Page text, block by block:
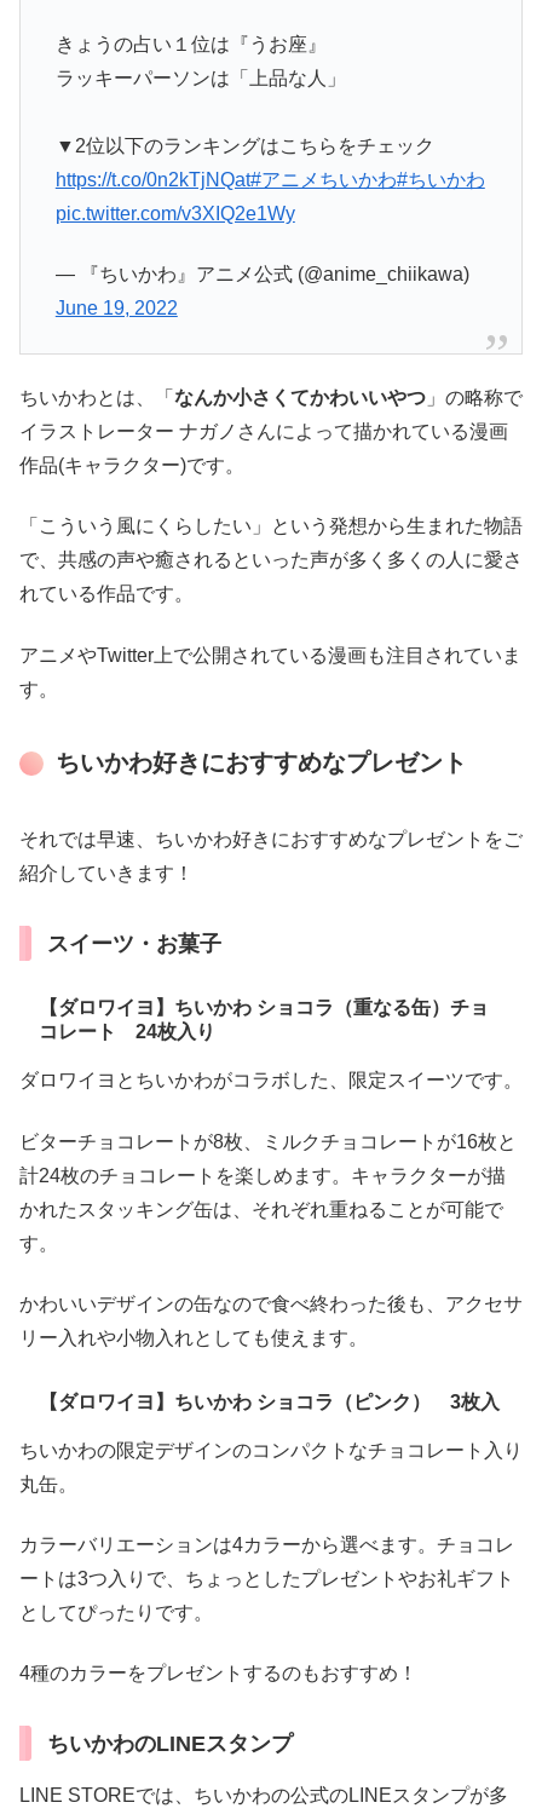
きょうの占い１位は『うお座』
ラッキーパーソンは「上品な人」
▼2位以下のランキングはこちらをチェック
https://t.co/0n2kTjNQat#アニメちいかわ#ちいかわ
pic.twitter.com/v3XIQ2e1Wy
— 『ちいかわ』アニメ公式 (@anime_chiikawa)
June 19, 2022
ちいかわとは、「 なんか小さくてかわいいやつ 」の略称で
イラストレーター ナガノさんによって描かれている漫画
作品(キャラクター)です。
「こういう風にくらしたい」という発想から生まれた物語
で、共感の声や癒されるといった声が多く多くの人に愛さ
れている作品です。
アニメやTwitter上で公開されている漫画も注目されていま
す。
ちいかわ好きにおすすめなプレゼント
それでは早速、ちいかわ好きにおすすめなプレゼントをご
紹介していきます！
スイーツ・お菓子
【ダロワイヨ】ちいかわ ショコラ（重なる缶）チョ
コレート 24枚入り
ダロワイヨとちいかわがコラボした、限定スイーツです。
ビターチョコレートが8枚、ミルクチョコレートが16枚と
計24枚のチョコレートを楽しめます。キャラクターが描
かれたスタッキング缶は、それぞれ重ねることが可能で
す。
かわいいデザインの缶なので食べ終わった後も、アクセサ
リー入れや小物入れとしても使えます。
【ダロワイヨ】ちいかわ ショコラ（ピンク） 3枚入
ちいかわの限定デザインのコンパクトなチョコレート入り
丸缶。
カラーバリエーションは4カラーから選べます。チョコレ
ートは3つ入りで、ちょっとしたプレゼントやお礼ギフト
としてぴったりです。
4種のカラーをプレゼントするのもおすすめ！
ちいかわのLINEスタンプ
LINE STOREでは、ちいかわの公式のLINEスタンプが多